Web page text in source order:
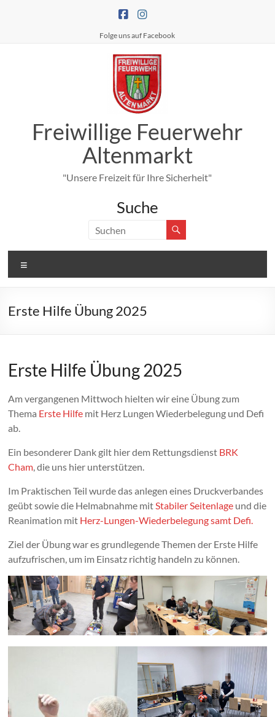
Folge uns auf Facebook
Freiwillige Feuerwehr
Altenmarkt
"Unsere Freizeit für Ihre Sicherheit"
Suche
Erste Hilfe Übung 2025
Erste Hilfe Übung 2025
Am vergangenen Mittwoch hielten wir eine Übung zum
Thema Erste Hilfe mit Herz Lungen Wiederbelegung und Defi
ab.
Ein besonderer Dank gilt hier dem Rettungsdienst BRK
Cham, die uns hier unterstützen.
Im Praktischen Teil wurde das anlegen eines Druckverbandes
geübt sowie die Helmabnahme mitStabiler Seitenlage und die
Reanimation mit Herz-Lungen-Wiederbelegung samt Defi.
Ziel der Übung war es grundlegende Themen der Erste Hilfe
aufzufrischen, um im Einsatz richtig handeln zu können.